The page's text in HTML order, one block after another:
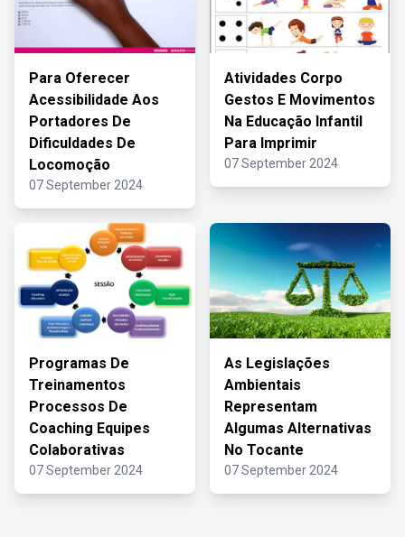
Para Oferecer
Acessibilidade Aos
Portadores De
Dificuldades De
Locomoção
07 September 2024
Atividades Corpo
Gestos E Movimentos
Na Educação Infantil
Para Imprimir
07 September 2024
Programas De
Treinamentos
Processos De
Coaching Equipes
Colaborativas
07 September 2024
As Legislações
Ambientais
Representam
Algumas Alternativas
No Tocante
07 September 2024